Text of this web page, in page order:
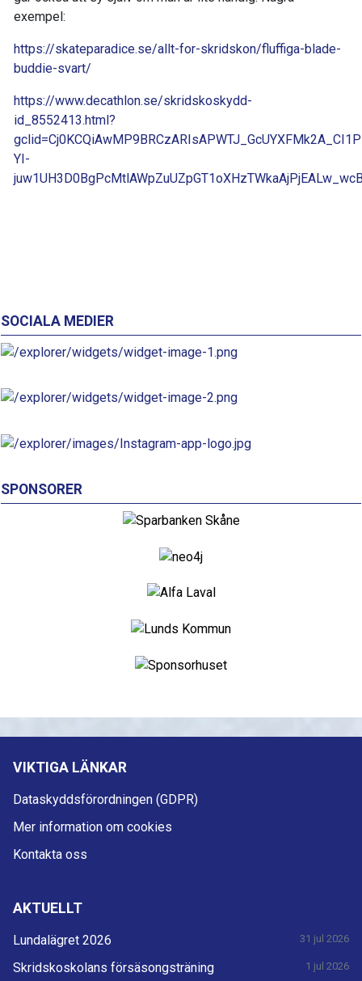
exempel:
https://skateparadice.se/allt-for-skridskon/fluffiga-blade-
buddie-svart/
https://www.decathlon.se/skridskoskydd-
id_8552413.html?
YI-
SOCIALA MEDIER
SPONSORER
VIKTIGA LÄNKAR
Dataskyddsförordningen (GDPR)
Mer information om cookies
Kontakta oss
AKTUELLT
Lundalägret 2026 31 jul 2026
Skridskoskolans försäsongsträning 1 jul 2026